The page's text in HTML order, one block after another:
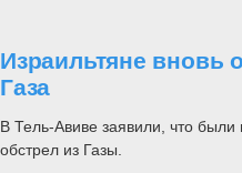
Израильтяне вновь
Газа
В Тель-Авиве заявили, что
обстрел из Газы.